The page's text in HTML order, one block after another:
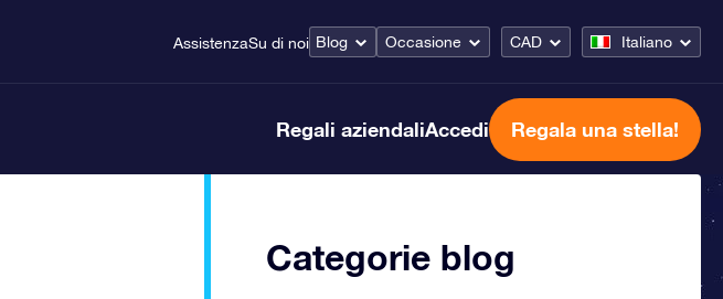
AssistenzaSu di noi Blog Occasione CAD Italiano
Regali aziendaliAccedi Regala una stella!
Categorie blog